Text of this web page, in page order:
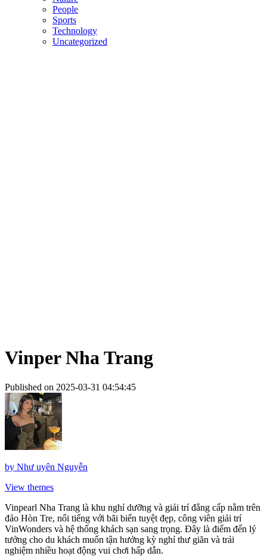
People
Sports
Technology
Uncategorized
Vinper Nha Trang
Published on 2025-03-31 04:54:45
by Như uyên Nguyễn
View themes
Vinpearl Nha Trang là khu nghỉ dưỡng và giải trí đẳng cấp nằm trên
đảo Hòn Tre, nổi tiếng với bãi biển tuyệt đẹp, công viên giải trí
VinWonders và hệ thống khách sạn sang trọng. Đây là điểm đến lý
tưởng cho du khách muốn tận hưởng kỳ nghỉ thư giãn và trải
nghiệm nhiều hoạt động vui chơi hấp dẫn.